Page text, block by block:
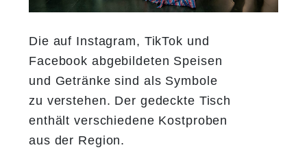
Die auf Instagram, TikTok und
Facebook abgebildeten Speisen
und Getränke sind als Symbole
zu verstehen. Der gedeckte Tisch
enthält verschiedene Kostproben
aus der Region.